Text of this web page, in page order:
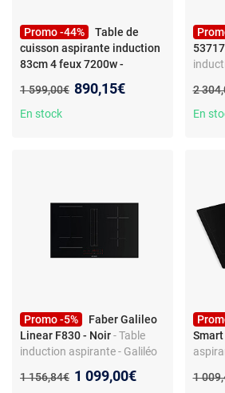
Promo -44%
Table de
cuisson aspirante induction
83cm 4 feux 7200w -
Galileo Slim Ring F830 - Table
induction 83 cm avec hotte
Ancien prix :
1 599,00€ Nouveau prix :
890,15€
En stock
2
En
Promo -5%
Faber Galileo
Linear F830 - Noir- Table
induction aspirante - Galiléo
Ancien prix :
1 156,84€ Nouveau prix :
1 099,00€
Smart
1